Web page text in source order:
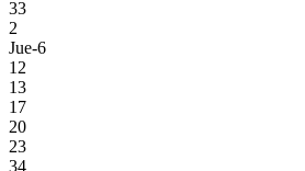
33
2
Jue-6
12
13
17
20
23
34